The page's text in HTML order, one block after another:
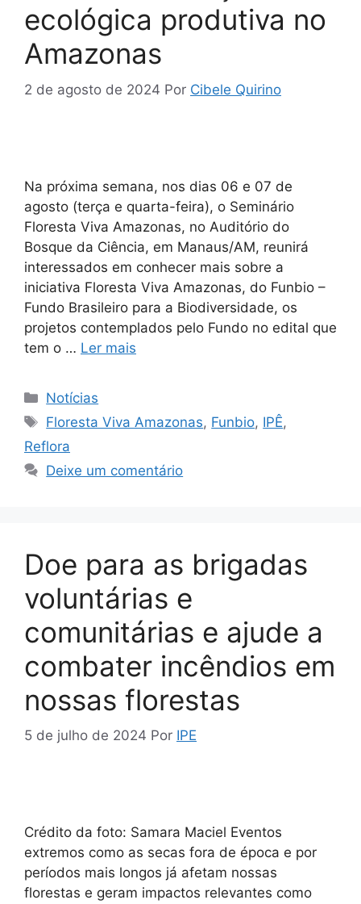
ecológica produtiva no
Amazonas
2 de agosto de 2024 Por Cibele Quirino
Na próxima semana, nos dias 06 e 07 de
agosto (terça e quarta-feira), o Seminário
Floresta Viva Amazonas, no Auditório do
Bosque da Ciência, em Manaus/AM, reunirá
interessados em conhecer mais sobre a
iniciativa Floresta Viva Amazonas, do Funbio –
Fundo Brasileiro para a Biodiversidade, os
projetos contemplados pelo Fundo no edital que
tem o … Ler mais
Notícias
Floresta Viva Amazonas, Funbio, IPÊ,
Reflora
Deixe um comentário
Doe para as brigadas
voluntárias e
comunitárias e ajude a
combater incêndios em
nossas florestas
5 de julho de 2024 Por IPE
Crédito da foto: Samara Maciel Eventos
extremos como as secas fora de época e por
períodos mais longos já afetam nossas
florestas e geram impactos relevantes como